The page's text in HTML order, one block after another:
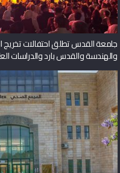
جامعة القدس تطلق احتفالات
والهندسة والقدس بارد والدراسات